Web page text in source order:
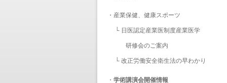
・ 産業保健、健康スポーツ
└ 日医認定産業医制度産業医学
研修会のご案内
└ 改正労働安全衛生法の早わかり
・ 学術講演会開催情報